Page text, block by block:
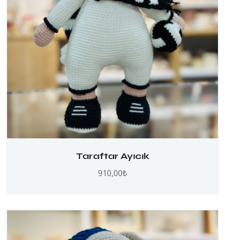
Taraftar Ayıcık
910,00₺